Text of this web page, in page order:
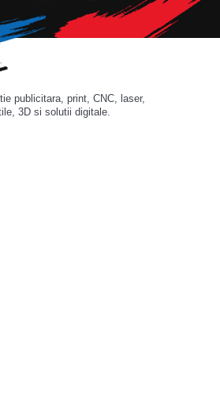
publicitara, print, CNC, laser,
3D si solutii digitale.